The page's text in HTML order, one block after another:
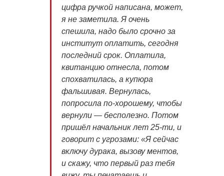
цифра ручкой написана, может,
я не заметила. Я очень
спешила, надо было срочно за
институт оплатить, сегодня
последний срок. Оплатила,
квитанцию отнесла, потом
спохватилась, а купюра
фальшивая. Вернулась,
попросила по-хорошему, чтобы
вернули — бесполезно. Потом
пришёл начальник лет 25-ти, и
говорит с угрозами: «Я сейчас
включу дурака, вызову ментов,
и скажу, что первый раз тебя